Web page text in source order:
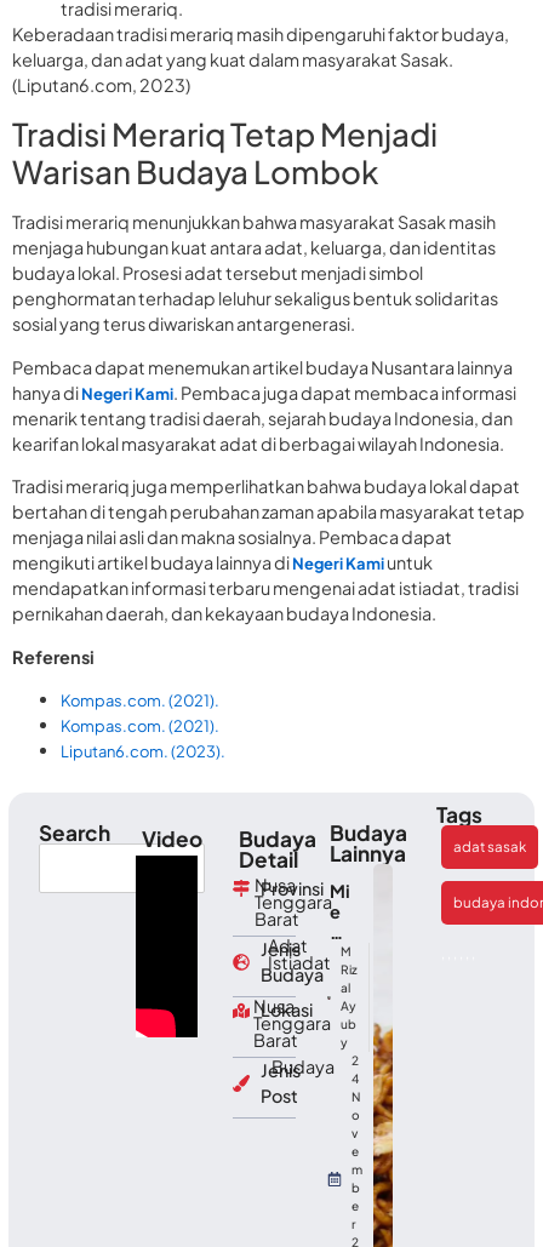
tradisi merariq.
Keberadaan tradisi merariq masih dipengaruhi faktor budaya,
keluarga, dan adat yang kuat dalam masyarakat Sasak.
(Liputan6.com, 2023)
Tradisi Merariq Tetap Menjadi
Warisan Budaya Lombok
Tradisi merariq menunjukkan bahwa masyarakat Sasak masih
menjaga hubungan kuat antara adat, keluarga, dan identitas
budaya lokal. Prosesi adat tersebut menjadi simbol
penghormatan terhadap leluhur sekaligus bentuk solidaritas
sosial yang terus diwariskan antargenerasi.
Pembaca dapat menemukan artikel budaya Nusantara lainnya
hanya diNegeri Kami. Pembaca juga dapat membaca informasi
menarik tentang tradisi daerah, sejarah budaya Indonesia, dan
kearifan lokal masyarakat adat di berbagai wilayah Indonesia.
Tradisi merariq juga memperlihatkan bahwa budaya lokal dapat
bertahan di tengah perubahan zaman apabila masyarakat tetap
menjaga nilai asli dan makna sosialnya. Pembaca dapat
mengikuti artikel budaya lainnya diNegeri Kamiuntuk
mendapatkan informasi terbaru mengenai adat istiadat, tradisi
pernikahan daerah, dan kekayaan budaya Indonesia.
Referensi
Kompas.com. (2021).
Kompas.com. (2021).
Liputan6.com. (2023).
Search Video Budaya
Detail
Provinsi
Nusa
Tenggara
Barat
Jenis
Budaya
Adat
Istiadat
Lokasi
Nusa
Tenggara
Barat
Jenis
Post
Budaya
Budaya
Lainnya
Mi
e
Kh
as
Ac
eh
Cit
Ra
ng
Be
ra
M
Riz
al
Ay
ub
y
2
4
N
o
v
e
m
b
e
r
2
Tags
adat sasak
budaya